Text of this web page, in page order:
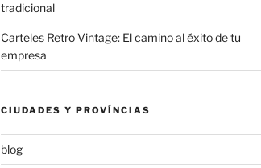
tradicional
Carteles Retro Vintage: El camino al éxito de tu
empresa
CIUDADES Y PROVÍNCIAS
blog